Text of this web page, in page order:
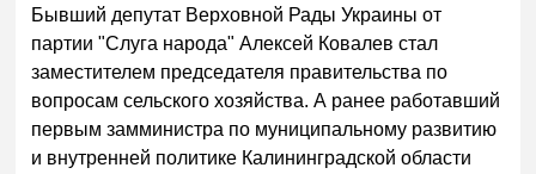
Бывший депутат Верховной Рады Украины от
партии "Слуга народа" Алексей Ковалев стал
заместителем председателя правительства по
вопросам сельского хозяйства. А ранее работавший
первым замминистра по муниципальному развитию
и внутренней политике Калининградской области